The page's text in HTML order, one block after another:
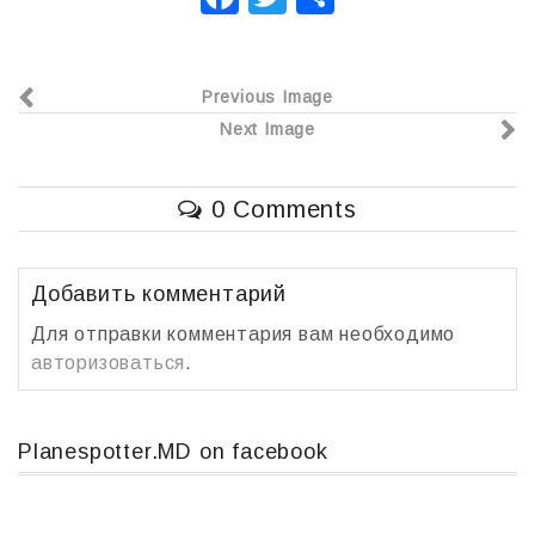
e
b
o
o
k
er р
в
и
т
Previous Image
Next Image
0 Comments
Добавить комментарий
Для отправки комментария вам необходимо
авторизоваться.
Planespotter.MD on facebook